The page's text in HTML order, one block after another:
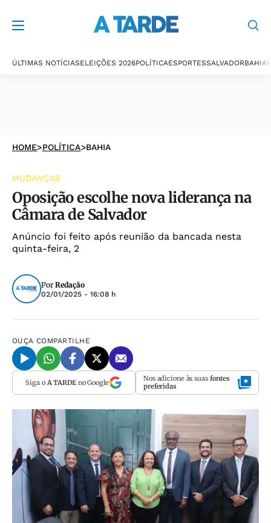
ÚLTIMAS NOTÍCIASELEIÇÕES 2026POLÍTICAESPORTESSALVADORBAHIA
HOME>POLÍTICA>BAHIA
MUDANÇAS
Oposição escolhe nova liderança na
Câmara de Salvador
Anúncio foi feito após reunião da bancada nesta
quinta-feira, 2
Por Redação
02/01/2025 - 16:08 h
OUÇA COMPARTILHE
Siga o A TARDEno Google Nos adicione às suas fontes
preferidas